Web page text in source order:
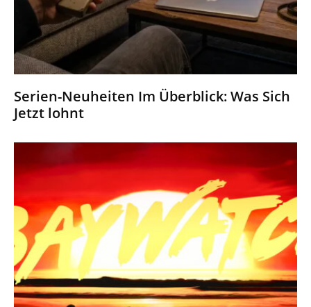
Serien-Neuheiten Im Überblick: Was Sich
Jetzt lohnt